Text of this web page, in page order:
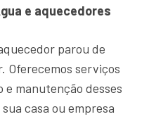
e aquecedores
parou de
Oferecemos serviços
e manutenção desses
casa ou empresa